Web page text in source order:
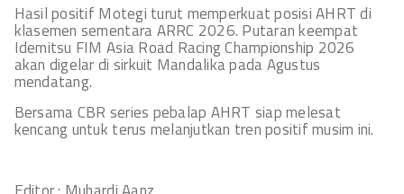
Hasil positif Motegi turut memperkuat posisi AHRT di
klasemen sementara ARRC 2026. Putaran keempat
Idemitsu FIM Asia Road Racing Championship 2026
akan digelar di sirkuit Mandalika pada Agustus
mendatang.
Bersama CBR series pebalap AHRT siap melesat
kencang untuk terus melanjutkan tren positif musim ini.